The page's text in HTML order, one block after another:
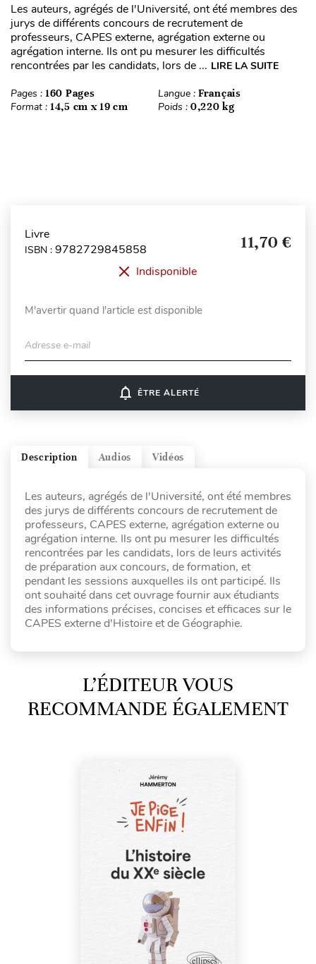
Les auteurs, agrégés de l'Université, ont été membres des
jurys de différents concours de recrutement de
professeurs, CAPES externe, agrégation externe ou
agrégation interne. Ils ont pu mesurer les difficultés
rencontrées par les candidats, lors de ... LIRE LA SUITE
Pages : 160 Pages Langue : Français
Format : 14,5 cm x 19 cm Poids : 0,220 kg
Livre
ISBN : 9782729845858 11,70 €
Indisponible
M'avertir quand l'article est disponible
Adresse e-mail
notifications_none ÊTRE ALERTÉ
Vidéos
Audios
Description
Les auteurs, agrégés de l'Université, ont été membres
des jurys de différents concours de recrutement de
professeurs, CAPES externe, agrégation externe ou
agrégation interne. Ils ont pu mesurer les difficultés
rencontrées par les candidats, lors de leurs activités
de préparation aux concours, de formation, et
pendant les sessions auxquelles ils ont participé. Ils
ont souhaité dans cet ouvrage fournir aux étudiants
des informations précises, concises et efficaces sur le
CAPES externe d'Histoire et de Géographie.
L’ÉDITEUR VOUS
RECOMMANDE ÉGALEMENT